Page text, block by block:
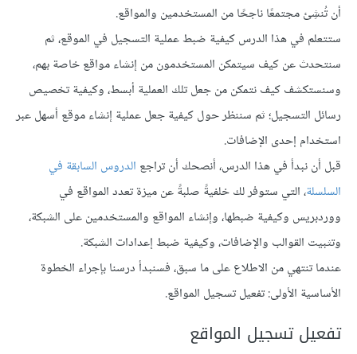
أن تُنشِئ مجتمعًا ناجحًا من المستخدمين والمواقع.
ستتعلم في هذا الدرس كيفية ضبط عملية التسجيل في الموقع، ثم
سنتحدث عن كيف سيتمكن المستخدمون من إنشاء مواقع خاصة بهم،
وسنستكشف كيف نتمكن من جعل تلك العملية أبسط، وكيفية تخصيص
رسائل التسجيل؛ ثم سننظر حول كيفية جعل عملية إنشاء موقع أسهل عبر
استخدام إحدى الإضافات.
قبل أن نبدأ في هذا الدرس، أنصحك أن تراجع الدروس السابقة في
السلسلة، التي ستوفر لك خلفيةً صلبةً عن ميزة تعدد المواقع في
ووردبريس وكيفية ضبطها، وإنشاء المواقع والمستخدمين على الشبكة،
وتثبيت القوالب والإضافات، وكيفية ضبط إعدادات الشبكة.
عندما تنتهي من الاطلاع على ما سبق، فسنبدأ درسنا بإجراء الخطوة
الأساسية الأولى: تفعيل تسجيل المواقع.
تفعيل تسجيل المواقع